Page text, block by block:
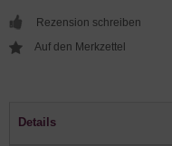
Rezension schreiben
Details